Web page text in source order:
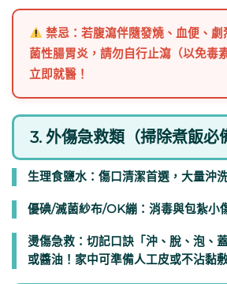
禁忌：若腹瀉伴隨發燒、血便、劇
菌性腸胃炎，請勿自行止瀉（以免毒
立即就醫！
3. 外傷急救類（掃除煮飯必
生理食鹽水：傷口清潔首選，大量沖
優碘/滅菌紗布/OK繃：消毒與包紮小
燙傷急救：切記口訣「沖、脫、泡、
或醬油！家中可準備人工皮或不沾黏